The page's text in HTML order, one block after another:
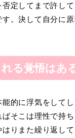
定してまで許し
。決して自分に
る覚悟はあ
的に浮気をして
そこは理性で持
りまた繰り返し